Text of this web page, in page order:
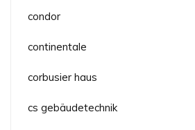
condor
continentale
corbusier haus
cs gebäudetechnik